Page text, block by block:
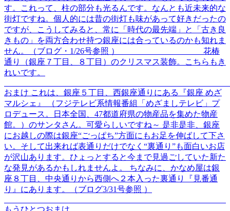
す。これって、柱の部分も光るんです。なんとも近未来的な
街灯ですね。個人的には昔の街灯も味があって好きだったの
ですが、こうしてみると、常に「時代の最先端」と「古き良
きもの」を両方合わせ持つ銀座には合っているのかも知れま
せん。（ブログ・1/26号参照 ） 花椿
通り（銀座７丁目、８丁目）のクリスマス装飾。こちらもき
れいです。
おまけ これは、銀座５丁目、西銀座通りにある『銀座 めざ
マルシェ』 （フジテレビ系情報番組「めざましテレビ」プ
ロデュース。日本全国、47都道府県の物産品を集めた物産
館。）のサンタさん。可愛らしいですね～ 是非是非、銀座
にお越しの際は銀座“ごっぱち”方面にもお足を伸ばして下さ
い。そして出来れば表通りだけでなく“裏通り”も面白いお店
が沢山あります。ひょっとすると今まで見過ごしていた新た
な発見があるかもしれませんよ。 ちなみに、かなめ屋は銀
座８丁目、中央通りから西側へ２本入った裏通り『見番通
り』にあります。（ブログ3/31号参照 ）
もうひとつおまけ